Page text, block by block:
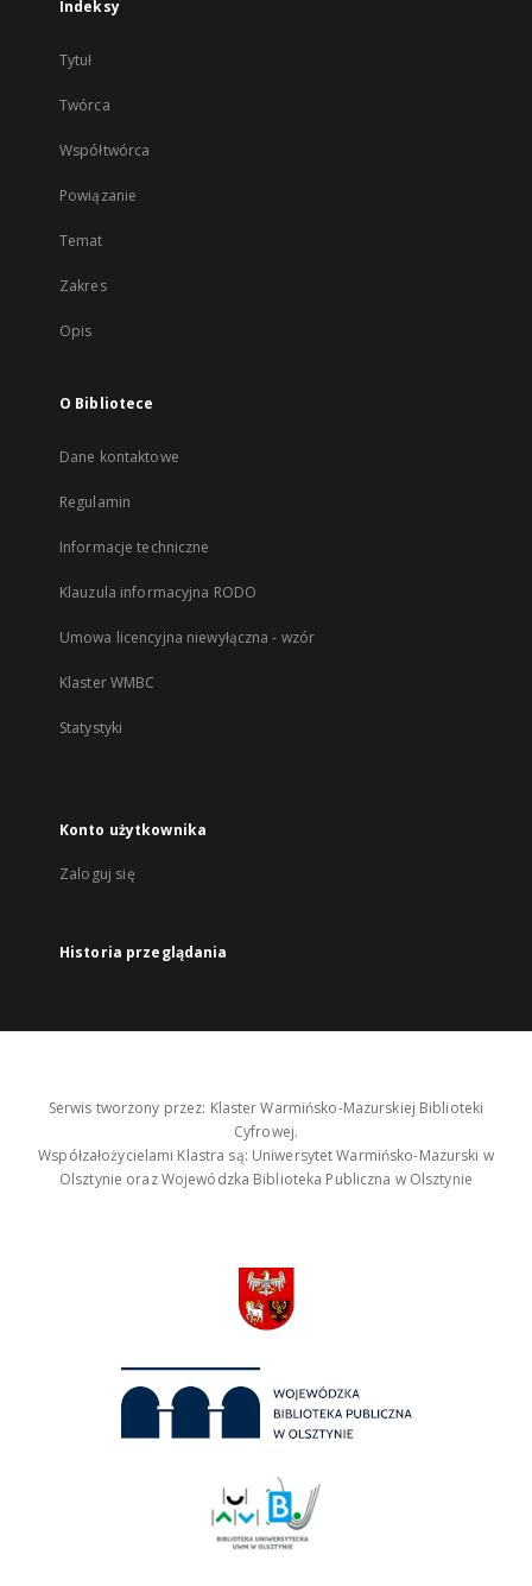
Indeksy
Tytuł
Twórca
Współtwórca
Powiązanie
Temat
Zakres
Opis
O Bibliotece
Dane kontaktowe
Regulamin
Informacje techniczne
Klauzula informacyjna RODO
Umowa licencyjna niewyłączna - wzór
Klaster WMBC
Statystyki
Konto użytkownika
Zaloguj się
Historia przeglądania
Serwis tworzony przez: Klaster Warmińsko-Mazurskiej Biblioteki
Cyfrowej.
Współzałożycielami Klastra są: Uniwersytet Warmińsko-Mazurski w
Olsztynie oraz Wojewódzka Biblioteka Publiczna w Olsztynie